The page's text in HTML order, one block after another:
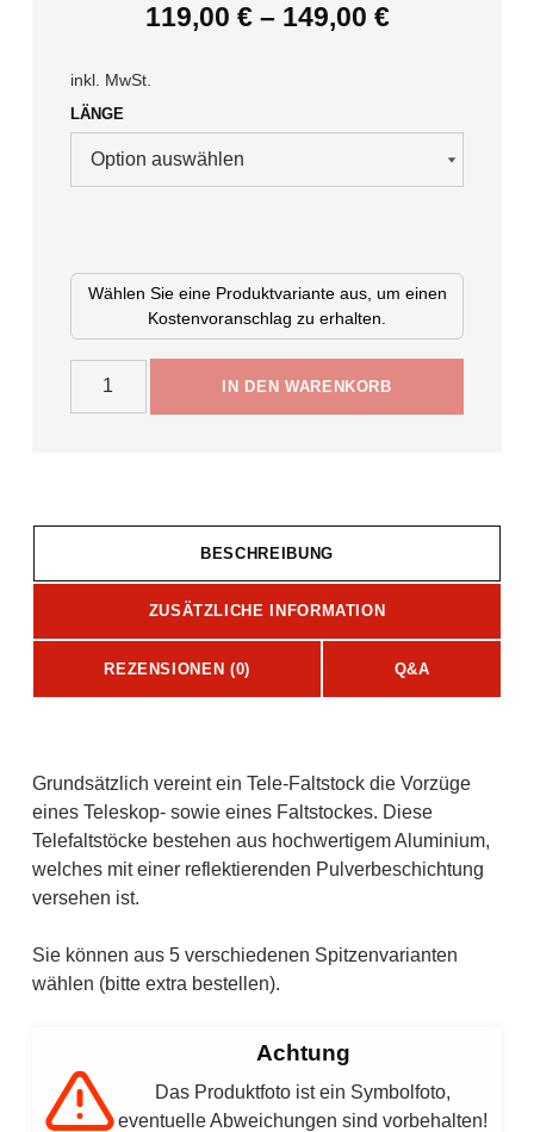
119,00 €– 149,00 €
inkl. MwSt.
LÄNGE
Wählen Sie eine Produktvariante aus, um einen
Kostenvoranschlag zu erhalten.
Svarovsky Telefaltstöck Menge
IN DEN WARENKORB
BESCHREIBUNG
ZUSÄTZLICHE INFORMATION
REZENSIONEN (0) Q&A
Beschreibung
Grundsätzlich vereint ein Tele-Faltstock die Vorzüge
eines Teleskop- sowie eines Faltstockes. Diese
Telefaltstöcke bestehen aus hochwertigem Aluminium,
welches mit einer reflektierenden Pulverbeschichtung
versehen ist.
Sie können aus 5 verschiedenen Spitzenvarianten
wählen (bitte extra bestellen).
Achtung
Das Produktfoto ist ein Symbolfoto,
eventuelle Abweichungen sind vorbehalten!